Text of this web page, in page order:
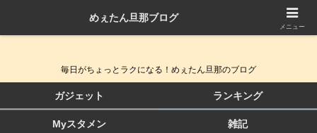
QOL向上ガジェット＆生活改善ブログ
毎日がちょっとラクになる！めぇたん旦那のブログ
ガジェット ランキング
Myスタメン 雑記
めぇたん旦那ブログ
メニュー